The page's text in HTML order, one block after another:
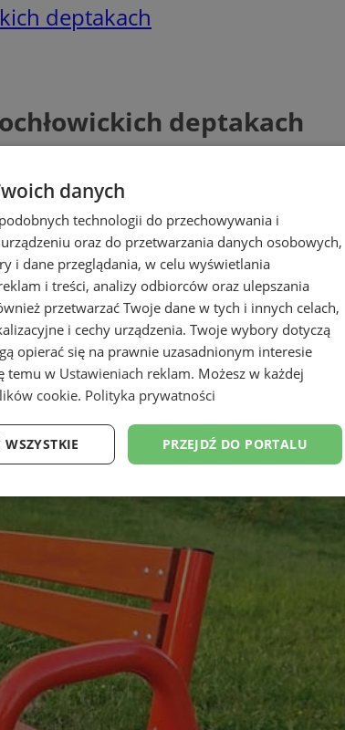
deptakach
deptakach
danych
technologii do przechowywania i
oraz do przetwarzania danych osobowych,
i dane przeglądania, w celu wyświetlania
i treści, analizy odbiorców oraz ulepszania
przetwarzać Twoje dane w tych i innych celach,
i cechy urządzenia. Twoje wybory dotyczą
opierać się na prawnie uzasadnionym interesie
temu w Ustawieniach reklam. Możesz w każdej
cookie. Polityka prywatności
PRZEJDŹ DO PORTALU
WSZYSTKIE
Funkcjonalność Niesklasyfikowane
Niesklasyfikowane
funkcji strony internetowej, takich jak logowanie użytkownika i
prawidłowo korzystać ze strony internetowej.
Opis